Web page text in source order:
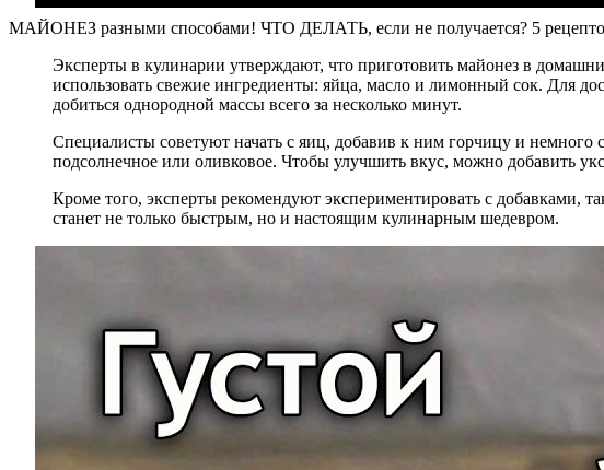
МАЙОНЕЗ разными способами! ЧТО ДЕЛАТЬ, если не получается? 5
Эксперты в кулинарии утверждают, что приготовить майонез в
использовать свежие ингредиенты: яйца, масло и лимонный сок. Для
добиться однородной массы всего за несколько минут.
Специалисты советуют начать с яиц, добавив к ним горчицу и немного
подсолнечное или оливковое. Чтобы улучшить вкус, можно добавить
Кроме того, эксперты рекомендуют экспериментировать с добавками,
станет не только быстрым, но и настоящим кулинарным шедевром.